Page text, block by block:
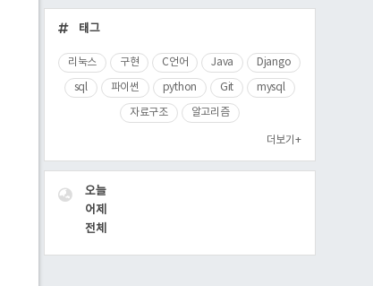
근
글
태그
리눅스 구현 C언어 Java Django
sql 파이썬 python Git mysql
자료구조 알고리즘
더보기+
VISITOR오늘
어제
전체